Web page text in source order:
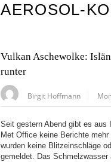
AEROSOL-
Vulkan Aschewolke:
runter
Birgit Hoffmann
Seit gestern Abend gibt es aus
Met Office keine Berichte
wurden keine Blitzeinschläge
gemeldet. Das